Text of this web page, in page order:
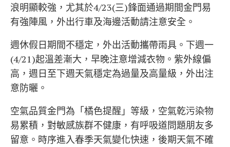
浪明顯較強，尤其於4/23(三)鋒面通過期間金門易
有強陣風，外出行車及海邊活動請注意安全。
週休假日期間不穩定，外出活動攜帶雨具。下週一
(4/21)起溫差漸大，早晚注意增減衣物。紫外線偏
高，週日至下週天氣穩定為過量及高量級，外出注
意防曬。
空氣品質金門為「橘色提醒」等級，空氣乾污染物
易累積，對敏感族群不健康，有呼吸道問題朋友多
留意。時序進入春季天氣變化快速，後期天氣不確